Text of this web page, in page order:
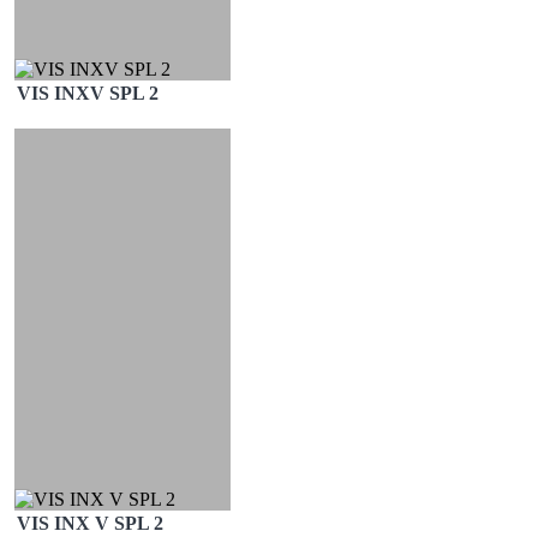
VIS INXV SPL 2
VIS INX V SPL 2